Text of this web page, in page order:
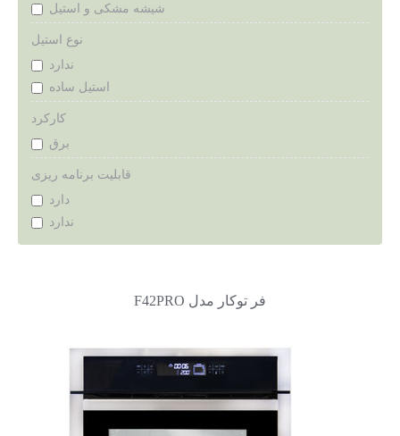
شیشه مشکی و استیل
نوع استیل
ندارد
استیل ساده
کارکرد
برق
قابلیت برنامه ریزی
دارد
ندارد
فر توکار مدل F42PRO